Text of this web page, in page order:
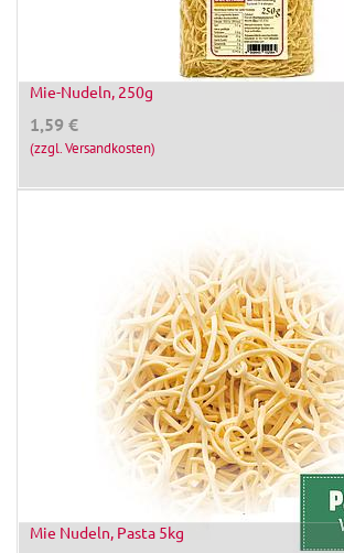
Mie-Nudeln, 250g
1,59 €
(zzgl. Versandkosten)
Mie Nudeln, Pasta 5kg